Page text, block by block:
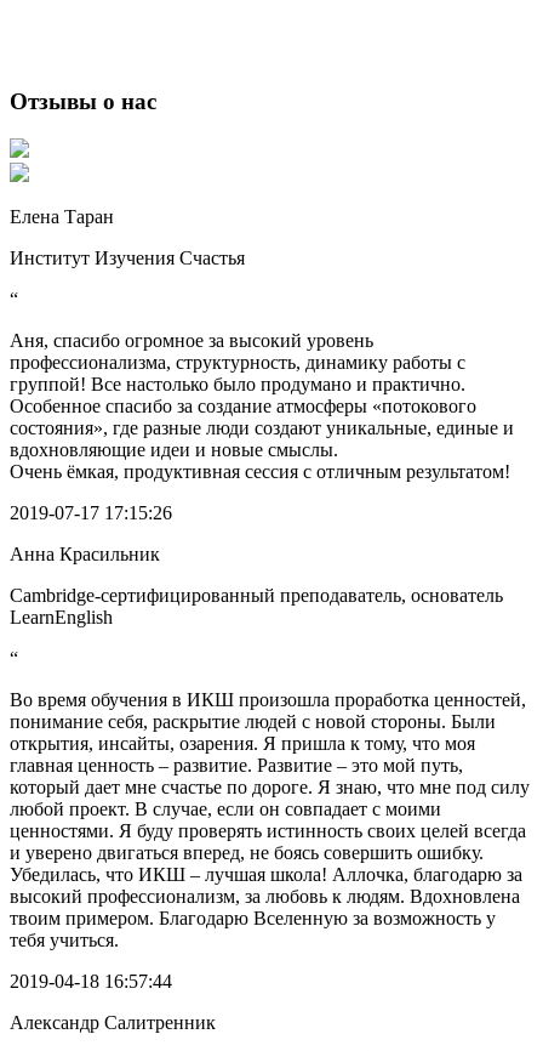
Отзывы о нас
Елена Таран
Институт Изучения Счастья
“
Аня, спасибо огромное за высокий уровень
профессионализма, структурность, динамику работы с
группой! Все настолько было продумано и практично.
Особенное спасибо за создание атмосферы «потокового
состояния», где разные люди создают уникальные, единые и
вдохновляющие идеи и новые смыслы.
Очень ёмкая, продуктивная сессия с отличным результатом!
2019-07-17 17:15:26
Анна Красильник
Cambridge-сертифицированный преподаватель, основатель
LearnEnglish
“
Во время обучения в ИКШ произошла проработка ценностей,
понимание себя, раскрытие людей с новой стороны. Были
открытия, инсайты, озарения. Я пришла к тому, что моя
главная ценность – развитие. Развитие – это мой путь,
который дает мне счастье по дороге. Я знаю, что мне под силу
любой проект. В случае, если он совпадает с моими
ценностями. Я буду проверять истинность своих целей всегда
и уверено двигаться вперед, не боясь совершить ошибку.
Убедилась, что ИКШ – лучшая школа! Аллочка, благодарю за
высокий профессионализм, за любовь к людям. Вдохновлена
твоим примером. Благодарю Вселенную за возможность у
тебя учиться.
2019-04-18 16:57:44
Александр Салитренник